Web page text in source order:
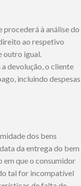
procederá à análise do
ao respetivo
outro igual.
devolução, o cliente
incluindo despesas
dos bens
da entrega do bem
em que o consumidor
tal for incompatível